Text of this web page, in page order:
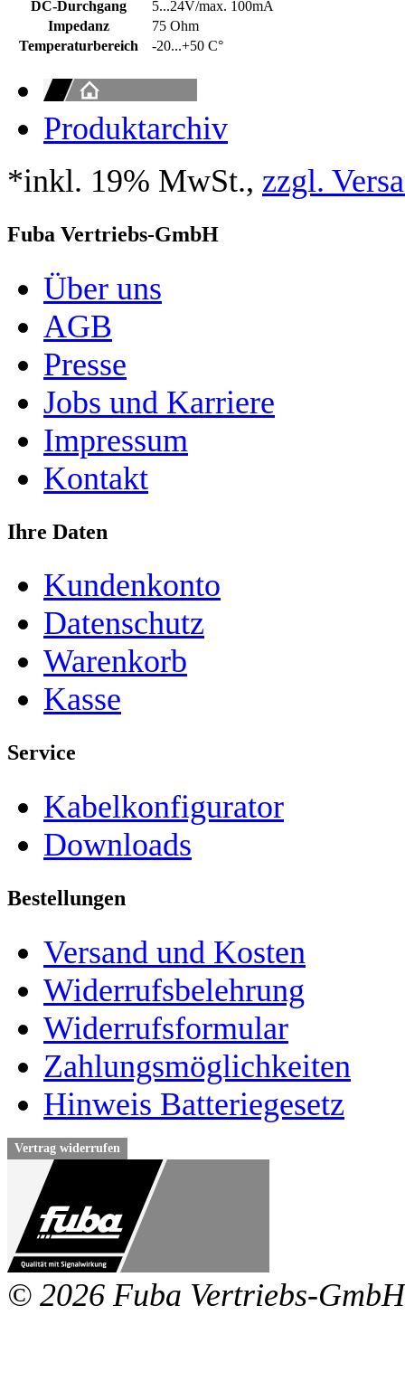
DC-Durchgang
5...24V/max. 100mA
Impedanz
75 Ohm
Temperaturbereich
-20...+50 C°
Produktarchiv
*inkl. 19% MwSt., zzgl.
Fuba Vertriebs-GmbH
Über uns
AGB
Presse
Jobs und Karriere
Impressum
Kontakt
Ihre Daten
Kundenkonto
Datenschutz
Warenkorb
Kasse
Service
Kabelkonfigurator
Downloads
Bestellungen
Versand und Kosten
Widerrufsbelehrung
Widerrufsformular
Zahlungsmöglichkeiten
Hinweis Batteriegesetz
Vertrag widerrufen
© 2026 Fuba Vertriebs-GmbH